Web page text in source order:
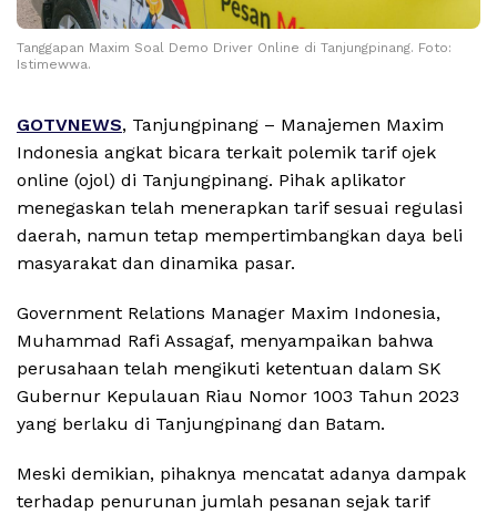
Tanggapan Maxim Soal Demo Driver Online di Tanjungpinang. Foto:
Istimewwa.
GOTVNEWS, Tanjungpinang – Manajemen Maxim
Indonesia angkat bicara terkait polemik tarif ojek
online (ojol) di Tanjungpinang. Pihak aplikator
menegaskan telah menerapkan tarif sesuai regulasi
daerah, namun tetap mempertimbangkan daya beli
masyarakat dan dinamika pasar.
Government Relations Manager Maxim Indonesia,
Muhammad Rafi Assagaf, menyampaikan bahwa
perusahaan telah mengikuti ketentuan dalam SK
Gubernur Kepulauan Riau Nomor 1003 Tahun 2023
yang berlaku di Tanjungpinang dan Batam.
Meski demikian, pihaknya mencatat adanya dampak
terhadap penurunan jumlah pesanan sejak tarif